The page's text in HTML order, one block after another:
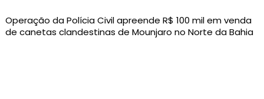
Operação da Polícia Civil apreende R$ 100 mil em venda
de canetas clandestinas de Mounjaro no Norte da Bahia